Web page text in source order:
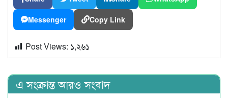
Messenger Copy Link
Post Views: ১,২৬১
এ সংক্রান্ত আরও সংবাদ